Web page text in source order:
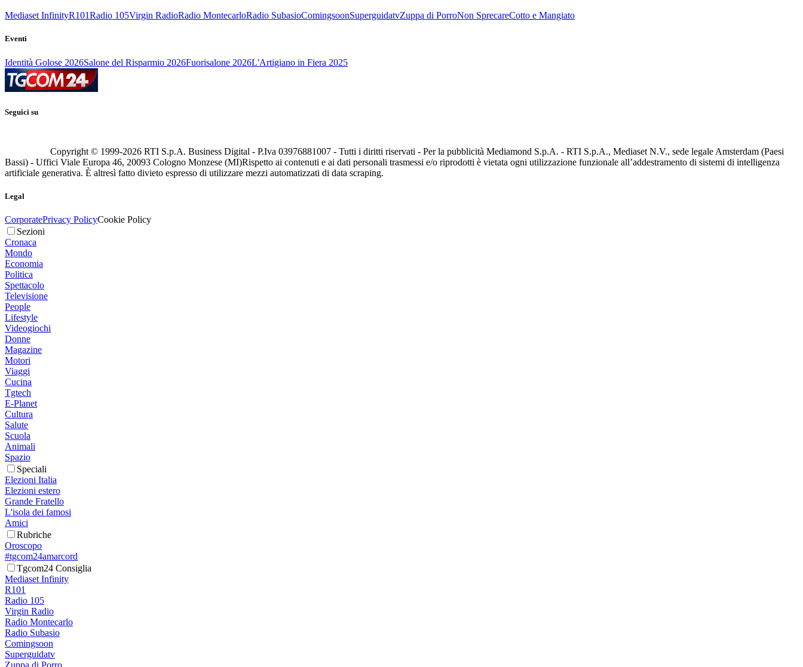
Mediaset InfinityR101Radio 105Virgin RadioRadio MontecarloRadio SubasioComingsoonSuperguidatvZuppa di PorroNon SprecareCotto e Mangiato
Eventi
Identità Golose 2026Salone del Risparmio 2026Fuorisalone 2026L'Artigiano in Fiera 2025
Seguici su
Copyright © 1999-2026 RTI S.p.A. Business Digital - P.Iva 03976881007 - Tutti i diritti riservati - Per la pubblicità Mediamond S.p.A. - RTI S.p.A., Mediaset N.V., sede legale Amsterdam (Paesi
Bassi) - Uffici Viale Europa 46, 20093 Cologno Monzese (MI)Rispetto ai contenuti e ai dati personali trasmessi e/o riprodotti è vietata ogni utilizzazione funzionale all’addestramento di sistemi di intelligenza
artificiale generativa. È altresì fatto divieto espresso di utilizzare mezzi automatizzati di data scraping.
Legal
CorporatePrivacy PolicyCookie Policy
Sezioni
Cronaca
Mondo
Economia
Politica
Spettacolo
Televisione
People
Lifestyle
Videogiochi
Donne
Magazine
Motori
Viaggi
Cucina
Tgtech
E-Planet
Cultura
Salute
Scuola
Animali
Spazio
Speciali
Elezioni Italia
Elezioni estero
Grande Fratello
L'isola dei famosi
Amici
Rubriche
Oroscopo
#tgcom24amarcord
Tgcom24 Consiglia
Mediaset Infinity
R101
Radio 105
Virgin Radio
Radio Montecarlo
Radio Subasio
Comingsoon
Superguidatv